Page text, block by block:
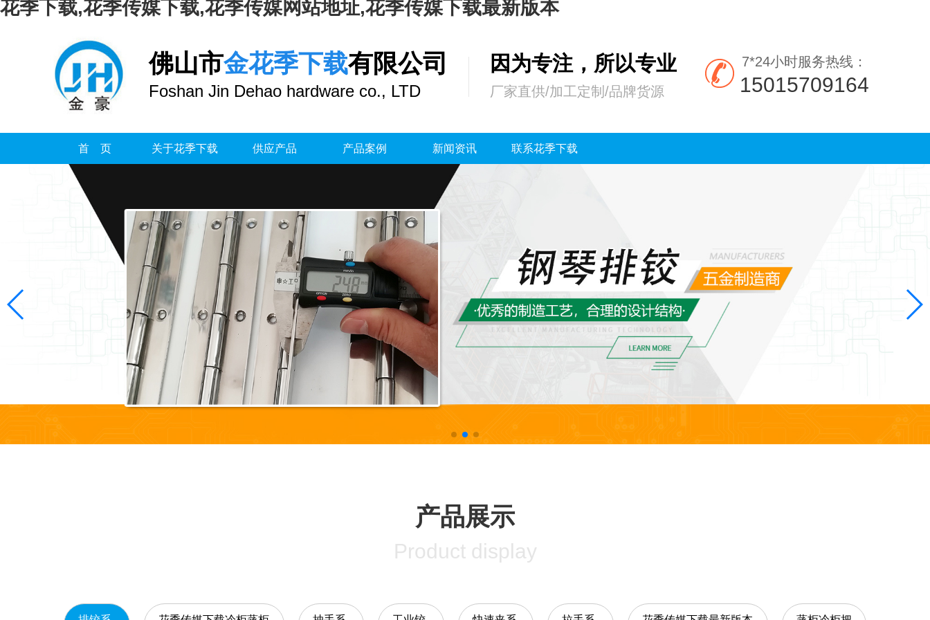
花季下载,花季传媒下载,花季传媒网站地址,花季传媒下载最新版本
佛山市金花季下载有限公司
Foshan Jin Dehao hardware co., LTD
因为专注，所以专业
厂家直供/加工定制/品牌货源
7*24小时服务热线：
15015709164
首 页 关于花季下载 供应产品 产品案例 新闻资讯 联系花季下载
产品展示
Product display